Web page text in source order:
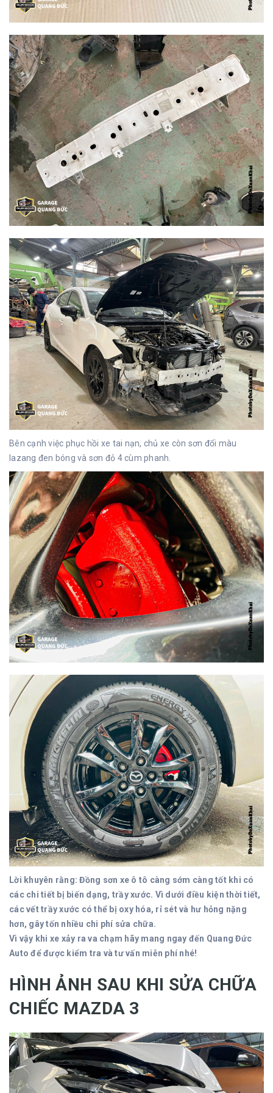
Bên cạnh việc phục hồi xe tai nạn, chủ xe còn sơn đổi màu
lazang đen bóng và sơn đỏ 4 cùm phanh.
Lời khuyên rằng: Đồng sơn xe ô tô càng sớm càng tốt khi có
các chi tiết bị biến dạng, trầy xước. Vì dưới điều kiện thời tiết,
các vết trầy xước có thể bị oxy hóa, rỉ sét và hư hỏng nặng
hơn, gây tốn nhiều chi phí sửa chữa.
Vì vậy khi xe xảy ra va chạm hãy mang ngay đến Quang Đức
Auto để được kiểm tra và tư vấn miễn phí nhé!
HÌNH ẢNH SAU KHI SỬA CHỮA
CHIẾC MAZDA 3